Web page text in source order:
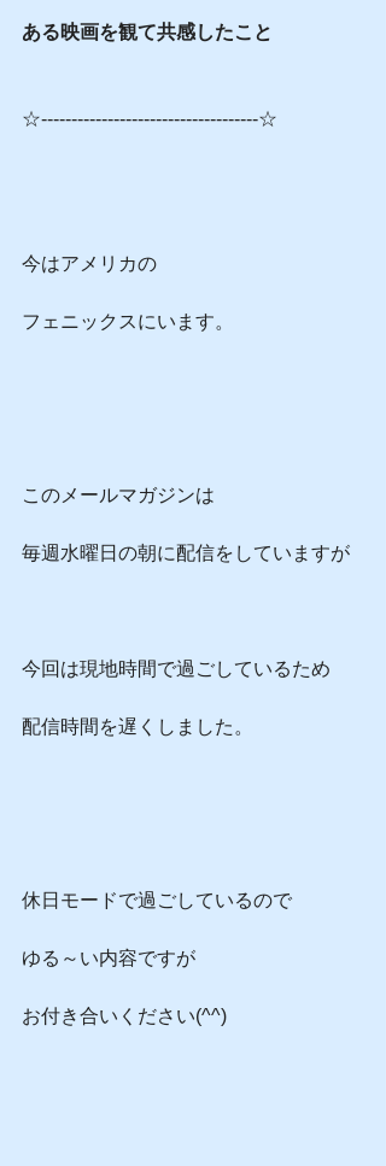
ある映画を観て共感したこと
☆------------------------------------☆
今はアメリカの
フェニックスにいます。
このメールマガジンは
毎週水曜日の朝に配信をしていますが
今回は現地時間で過ごしているため
配信時間を遅くしました。
休日モードで過ごしているので
ゆる～い内容ですが
お付き合いください(^^)